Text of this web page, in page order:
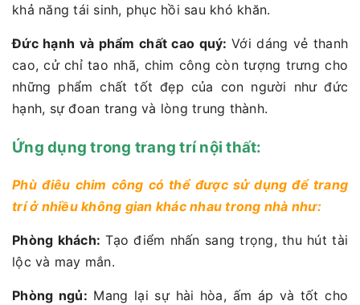
khả năng tái sinh, phục hồi sau khó khăn.
Đức hạnh và phẩm chất cao quý:Với dáng vẻ thanh
cao, cử chỉ tao nhã, chim công còn tượng trưng cho
những phẩm chất tốt đẹp của con người như đức
hạnh, sự đoan trang và lòng trung thành.
Ứng dụng trong trang trí nội thất:
Phù điêu chim công có thể được sử dụng để trang
trí ở nhiều không gian khác nhau trong nhà như:
Phòng khách: Tạo điểm nhấn sang trọng, thu hút tài
lộc và may mắn.
Phòng ngủ: Mang lại sự hài hòa, ấm áp và tốt cho